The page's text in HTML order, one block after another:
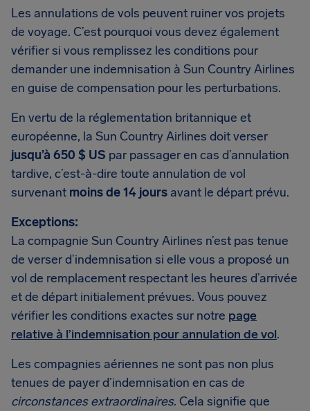
Les annulations de vols peuvent ruiner vos projets
de voyage. C’est pourquoi vous devez également
vérifier si vous remplissez les conditions pour
demander une indemnisation à Sun Country Airlines
en guise de compensation pour les perturbations.
En vertu de la réglementation britannique et
européenne, la Sun Country Airlines doit verser
jusqu’à 650 $ US par passager en cas d’annulation
tardive, c’est-à-dire toute annulation de vol
survenant moins de 14 jours avant le départ prévu.
Exceptions:
La compagnie Sun Country Airlines n’est pas tenue
de verser d’indemnisation si elle vous a proposé un
vol de remplacement respectant les heures d’arrivée
et de départ initialement prévues. Vous pouvez
vérifier les conditions exactes sur notre page
relative à l’indemnisation pour annulation de vol.
Les compagnies aériennes ne sont pas non plus
tenues de payer d’indemnisation en cas de
circonstances extraordinaires. Cela signifie que